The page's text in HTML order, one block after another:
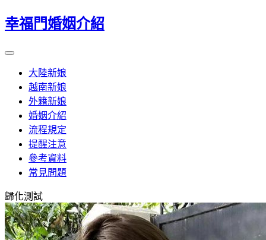
幸福門婚姻介紹
大陸新娘
越南新娘
外籍新娘
婚姻介紹
流程規定
提醒注意
參考資料
常見問題
歸化測試